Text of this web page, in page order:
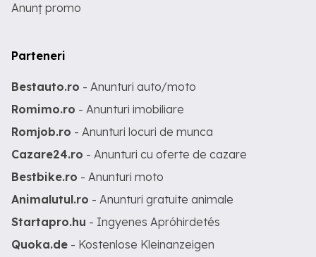
Anunț promo
Parteneri
Bestauto.ro - Anunturi auto/moto
Romimo.ro - Anunturi imobiliare
Romjob.ro - Anunturi locuri de munca
Cazare24.ro - Anunturi cu oferte de cazare
Bestbike.ro - Anunturi moto
Animalutul.ro - Anunturi gratuite animale
Startapro.hu - Ingyenes Apróhirdetés
Quoka.de - Kostenlose Kleinanzeigen